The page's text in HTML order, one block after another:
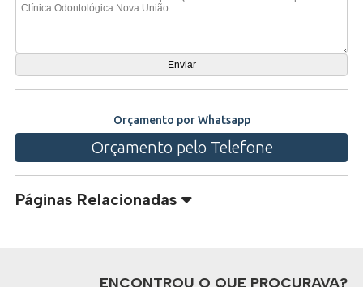
Orçamento por Whatsapp
Orçamento pelo Telefone
Páginas Relacionadas
ENCONTROU O QUE PROCURAVA?